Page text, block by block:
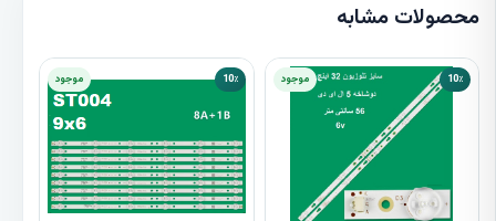
محصولات مشابه
10٪ موجود 10٪ موجود